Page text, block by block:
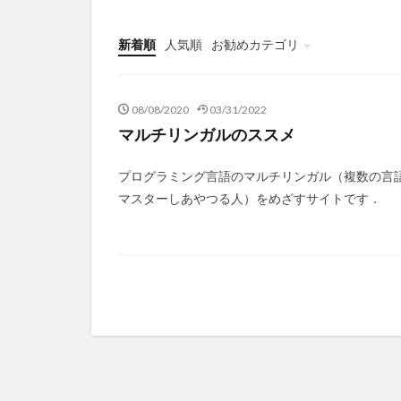
新着順 人気順
お勧めカテゴリ
Infomation
08/08/2020 03/31/2022
マルチリンガルのススメ
プログラミング言語のマルチリンガル（複数の言
マスターしあやつる人）をめざすサイトです．